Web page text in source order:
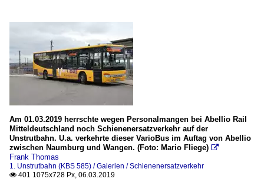
Am 01.03.2019 herrschte wegen Personalmangen bei Abellio Rail
Mitteldeutschland noch Schienenersatzverkehr auf der
Unstrutbahn. U.a. verkehrte dieser VarioBus im Auftag von Abellio
zwischen Naumburg und Wangen. (Foto: Mario Fliege) 
Frank Thomas
1. Unstrutbahn (KBS 585) / Galerien / Schienenersatzverkehr
 401 1075x728 Px, 06.03.2019